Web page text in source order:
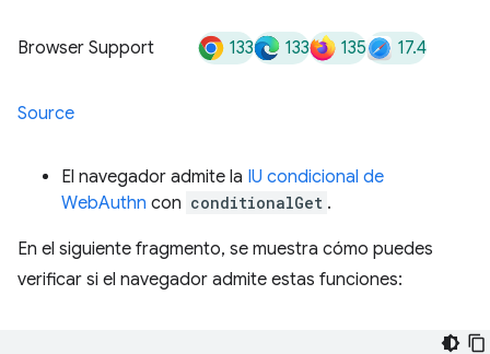
Browser Support 133 133 135 17.4
Source
El navegador admite la IU condicional de
WebAuthn con conditionalGet .
En el siguiente fragmento, se muestra cómo puedes
verificar si el navegador admite estas funciones: